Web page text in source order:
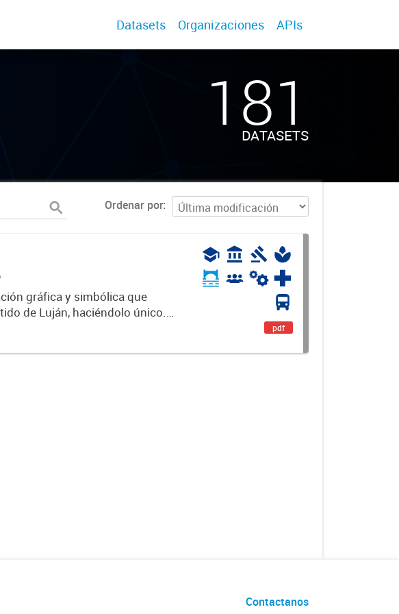
Datasets Organizaciones APIs
181
DATASETS
Ordenar por
gráfica y simbólica que
de Luján, haciéndolo único.
pdf
Contactanos